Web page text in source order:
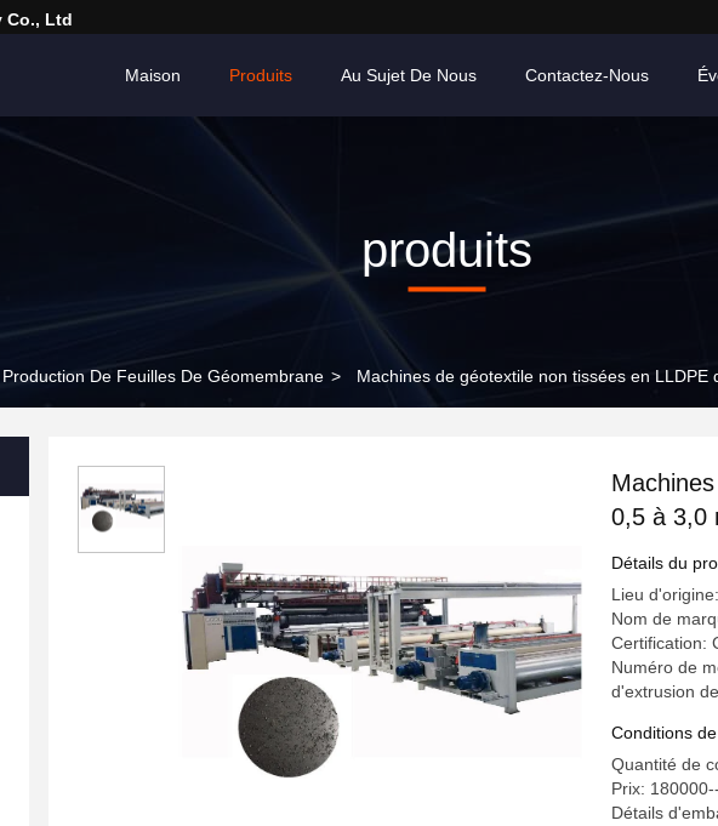
Co., Ltd
Maison Produits Au Sujet De Nous Contactez-Nous
produits
De Feuilles De Géomembrane > Machines de géotextile non tissées en
0,5 à 3,0
Détails du
Lieu
Nom de
Certification:
Numéro de
d'extrusion
Conditions
Quantité de
Prix:
Détails